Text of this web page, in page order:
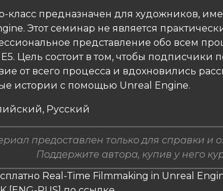
класс предназначен для художников,
Этот семинар не является
представление обо всем
Цель состоит в том, чтобы подписчики
от всего процесса и вдохновились
истории с помощью Unreal Engine.
Русский
предоставлен только для справки и
Поддержите автора, купив у него
Real-Time Filmmaking in Unreal